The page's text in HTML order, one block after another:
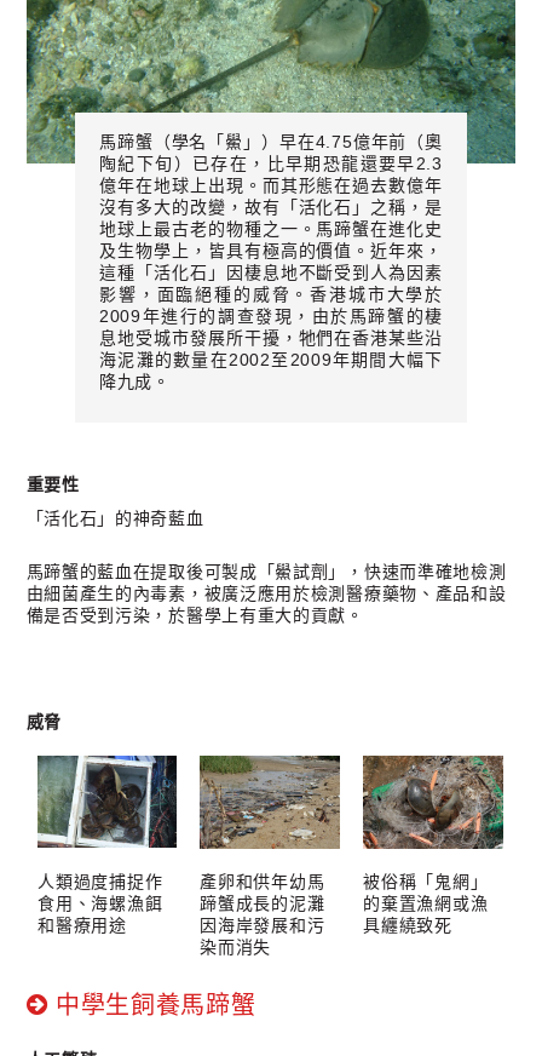
馬蹄蟹（學名「鱟」）早在4.75億年前（奧
陶紀下旬）已存在，比早期恐龍還要早2.3
億年在地球上出現。而其形態在過去數億年
沒有多大的改變，故有「活化石」之稱，是
地球上最古老的物種之一。馬蹄蟹在進化史
及生物學上，皆具有極高的價值。近年來，
這種「活化石」因棲息地不斷受到人為因素
影響，面臨絕種的威脅。香港城市大學於
2009年進行的調查發現，由於馬蹄蟹的棲
息地受城市發展所干擾，牠們在香港某些沿
海泥灘的數量在2002至2009年期間大幅下
降九成。
重要性
「活化石」的神奇藍血
馬蹄蟹的藍血在提取後可製成「鱟試劑」，快速而準確地檢測
由細菌產生的內毒素，被廣泛應用於檢測醫療藥物、產品和設
備是否受到污染，於醫學上有重大的貢獻。
威脅
人類過度捕捉作
食用、海螺漁餌
和醫療用途
產卵和供年幼馬
蹄蟹成長的泥灘
因海岸發展和污
染而消失
被俗稱「鬼網」
的棄置漁網或漁
具纏繞致死
中學生飼養馬蹄蟹